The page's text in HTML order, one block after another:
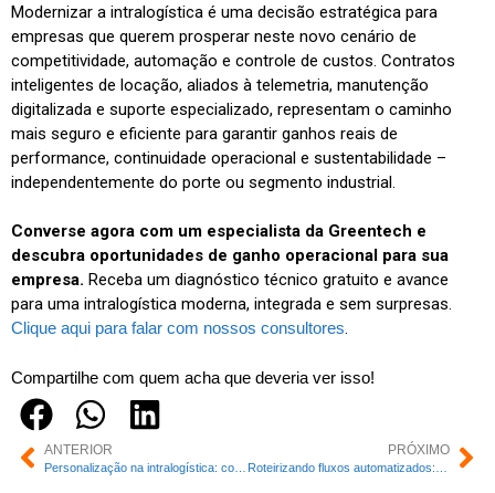
Modernizar a intralogística é uma decisão estratégica para
empresas que querem prosperar neste novo cenário de
competitividade, automação e controle de custos. Contratos
inteligentes de locação, aliados à telemetria, manutenção
digitalizada e suporte especializado, representam o caminho
mais seguro e eficiente para garantir ganhos reais de
performance, continuidade operacional e sustentabilidade –
independentemente do porte ou segmento industrial.
Converse agora com um especialista da Greentech e
descubra oportunidades de ganho operacional para sua
empresa. Receba um diagnóstico técnico gratuito e avance
para uma intralogística moderna, integrada e sem surpresas.
Clique aqui para falar com nossos consultores.
Compartilhe com quem acha que deveria ver isso!
ANTERIOR PRÓXIMO